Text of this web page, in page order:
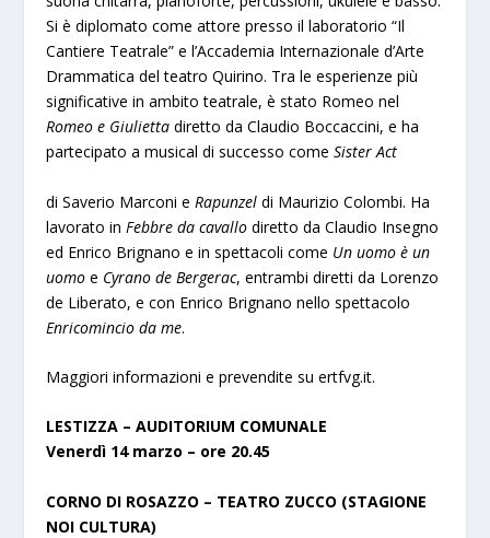
Si è diplomato come attore presso il laboratorio “Il
Cantiere Teatrale” e l’Accademia Internazionale d’Arte
Drammatica del teatro Quirino. Tra le esperienze più
significative in ambito teatrale, è stato Romeo nel
Romeo e Giulietta diretto da Claudio Boccaccini, e ha
partecipato a musical di successo comeSister Act
di Saverio Marconi e Rapunzel di Maurizio Colombi. Ha
lavorato in Febbre da cavallodiretto da Claudio Insegno
ed Enrico Brignano e in spettacoli come Un uomo è un
uomo e Cyrano de Bergerac, entrambi diretti da Lorenzo
de Liberato, e con Enrico Brignano nello spettacolo
Enricomincio da me.
Maggiori informazioni e prevendite su ertfvg.it.
LESTIZZA – AUDITORIUM COMUNALE
Venerdì 14 marzo – ore 20.45
CORNO DI ROSAZZO – TEATRO ZUCCO (STAGIONE
NOI CULTURA)